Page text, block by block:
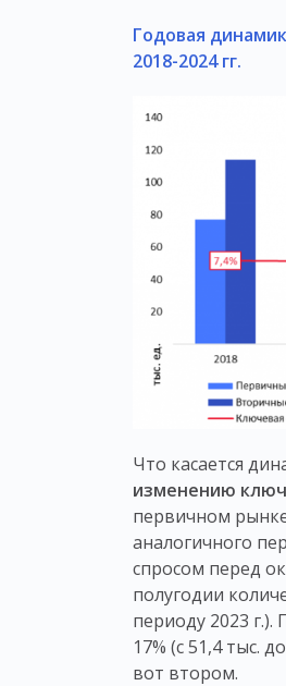
Годовая
2018-2024 гг.
Что касается
изменению
первичном
аналогичного
спросом перед
полугодии
периоду 2023
17% (с 51,4 тыс.
вот втором.